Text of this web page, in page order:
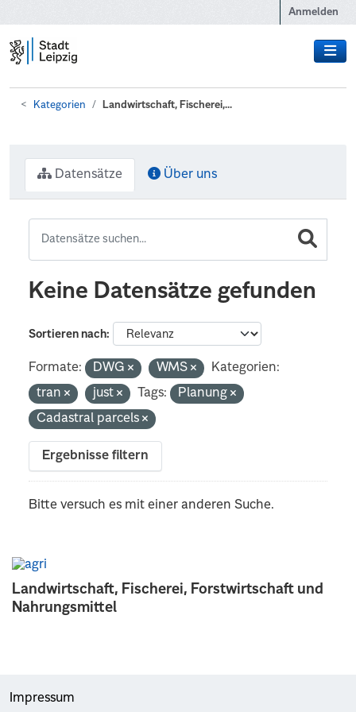
Anmelden
Kategorien Landwirtschaft, Fischerei,...
Landwirtschaft, Fischerei, Forstwirtschaft und
Nahrungsmittel
Datensätze Über uns
Keine Datensätze gefunden
Sortieren nach
Formate: DWG WMS
Kategorien:
tran
just Tags:
Planung
Cadastral parcels
Ergebnisse filtern
Bitte versuch es mit einer anderen Suche.
Impressum